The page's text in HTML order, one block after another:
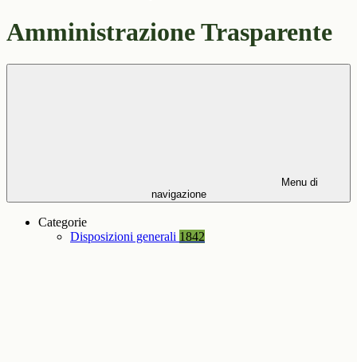
Amministrazione Trasparente
Menu di
navigazione
Categorie
Disposizioni generali 1842